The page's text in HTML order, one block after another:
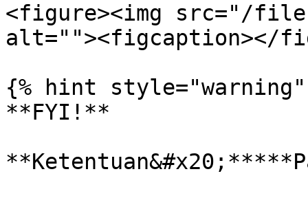
<figure><img src="/files/
alt=""><figcaption></
{% hint style="warning"
**FYI!**